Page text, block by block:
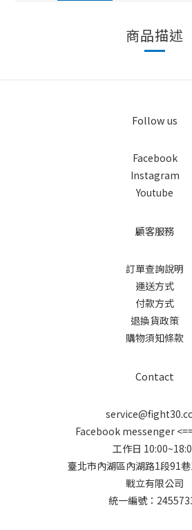
商品描述
Follow us
Facebook
Instagram
Youtube
顧客服務
訂單查詢說明
運送方式
付款方式
退換貨政策
購物須知條款
Contact
Facebook messenger
工作日
臺北市內湖區內湖路1段91
戰立有限公司
統一編號：